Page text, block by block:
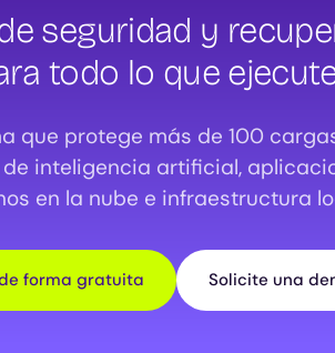
seguridad y
todo lo que
que protege más de 100
inteligencia artificial,
en la nube e infraestructura
de forma gratuita Solicite una